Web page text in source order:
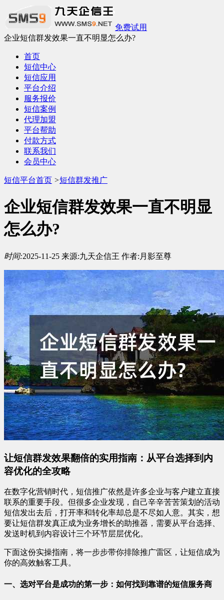
免费试用
企业短信群发效果一直不明显怎么办?
首页
短信中心
短信应用
平台介绍
服务报价
短信案例
代理加盟
平台帮助
付款方式
联系我们
会员中心
短信平台首页 >短信群发推广
企业短信群发效果一直不明显
怎么办?
时间:2025-11-25 来源:九天企信王 作者: 月影至尊
让短信群发效果翻倍的实用指南：从平台选择到内
容优化的全攻略
在数字化营销时代，短信推广依然是许多企业与客户建立直接
联系的重要手段。但很多企业发现，自己辛辛苦苦策划的活动
短信发出去后，打开率和转化率却总是不尽如人意。其实，想
要让短信群发真正成为业务增长的助推器，需要从平台选择、
发送时机到内容设计三个环节层层优化。
下面这份实操指南，将一步步带你排除推广雷区，让短信成为
你的高效触客工具。
一、选对平台是成功的第一步：如何找到靠谱的短信服务商